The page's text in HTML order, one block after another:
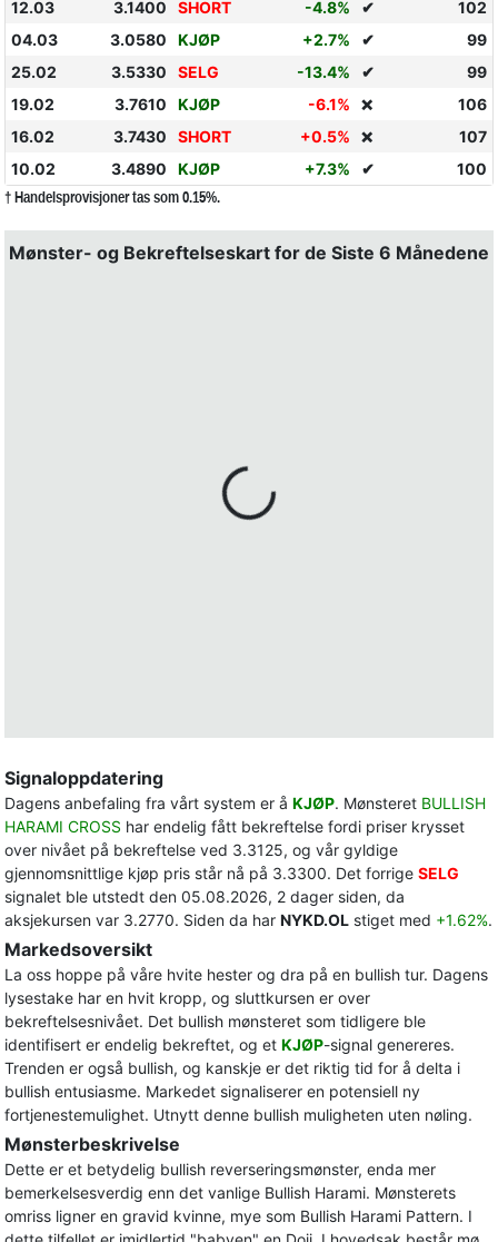
12.03
3.1400 SHORT -4.8% ✔
102
04.03
3.0580 KJØP +2.7% ✔
99
25.02
3.5330 SELG -13.4% ✔
99
19.02
3.7610 KJØP -6.1% ❌
106
16.02
3.7430 SHORT +0.5% ❌
107
10.02
3.4890 KJØP +7.3% ✔ 100
† Handelsprovisjoner tas som 0.15%.
Mønster- og Bekreftelseskart for de Siste 6 Månedene
Signaloppdatering
Dagens anbefaling fra vårt system er å KJØP. Mønsteret BULLISH
HARAMI CROSS har endelig fått bekreftelse fordi priser krysset
over nivået på bekreftelse ved 3.3125, og vår gyldige
gjennomsnittlige kjøp pris står nå på 3.3300. Det forrige SELG
signalet ble utstedt den 05.08.2026, 2 dager siden, da
aksjekursen var 3.2770. Siden da har NYKD.OL stiget med +1.62%.
Markedsoversikt
La oss hoppe på våre hvite hester og dra på en bullish tur. Dagens
lysestake har en hvit kropp, og sluttkursen er over
bekreftelsesnivået. Det bullish mønsteret som tidligere ble
identifisert er endelig bekreftet, og et KJØP-signal genereres.
Trenden er også bullish, og kanskje er det riktig tid for å delta i
bullish entusiasme. Markedet signaliserer en potensiell ny
fortjenestemulighet. Utnytt denne bullish muligheten uten nøling.
Mønsterbeskrivelse
Dette er et betydelig bullish reverseringsmønster, enda mer
bemerkelsesverdig enn det vanlige Bullish Harami. Mønsterets
omriss ligner en gravid kvinne, mye som Bullish Harami Pattern. I